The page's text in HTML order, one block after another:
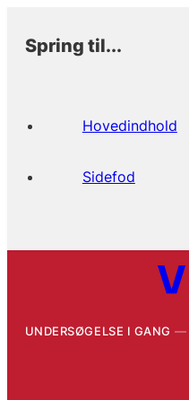
Spring til...
Hovedindhold
Sidefod
UNDERSØGELSE I GANG